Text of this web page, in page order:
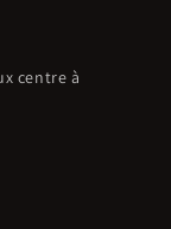
centre à